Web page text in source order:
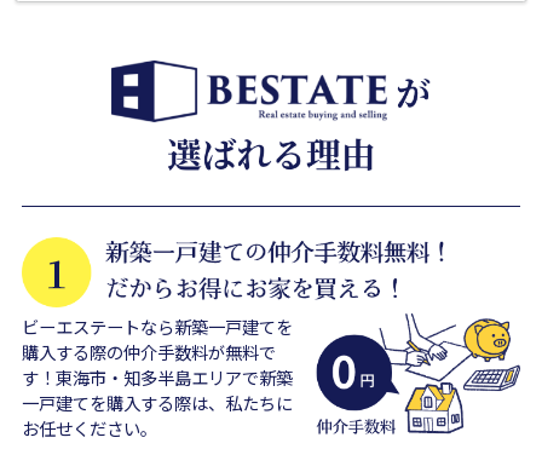
ビーエステートなら新築一戸建てを
購入する際の仲介手数料が無料で
す！東海市・知多半島エリアで新築
一戸建てを購入する際は、私たちに
お任せください。